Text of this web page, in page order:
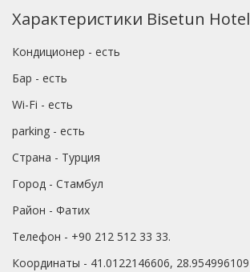
Характеристики Bisetun Hotel
Кондиционер - есть
Бар - есть
Wi-Fi - есть
parking - есть
Страна - Турция
Город - Стамбул
Район - Фатих
Телефон - +90 212 512 33 33.
Координаты - 41.0122146606, 28.954996109